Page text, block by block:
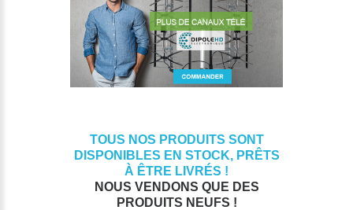
TOUS NOS PRODUITS SONT
DISPONIBLES EN STOCK, PRÊTS
À ÊTRE LIVRÉS !
NOUS VENDONS QUE DES
PRODUITS NEUFS !